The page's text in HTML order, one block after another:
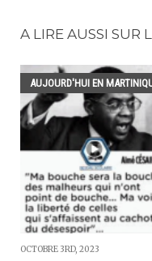
A LIRE AUSSI SUR
AUJOURD'HUI EN
OCTOBRE 3RD, 2023